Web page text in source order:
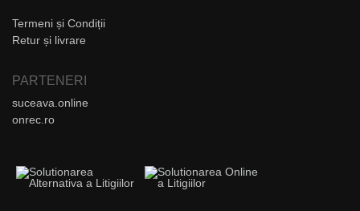
Termeni și Condiții
Retur și livrare
PARTENERI
suceava.online
onrec.ro